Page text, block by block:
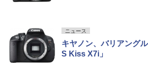
ニュース
キヤノン、バリアング
S Kiss X7i」